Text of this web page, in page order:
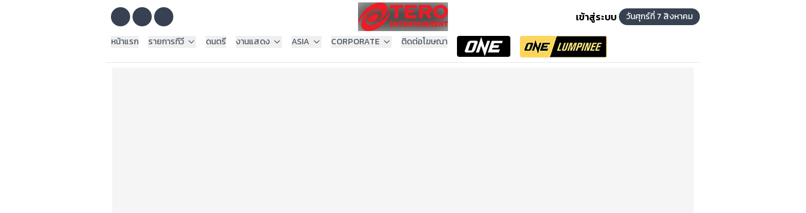
เข้าสู่ระบบ
วันศุกร์ที่ 7 สิงหาคม
หน้าแรก
รายการทีวี ดนตรี งานแสดง ASIA CORPORATE ติดต่อโฆษณา